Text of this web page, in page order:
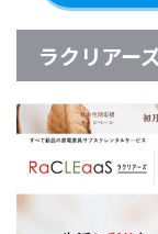
ラクリアー